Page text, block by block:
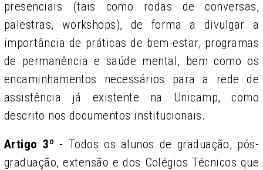
presenciais (tais como rodas de conversas,
palestras, workshops), de forma a divulgar a
importância de práticas de bem-estar, programas
de permanênciae saúde mental, bem como os
encaminhamentos necessários para a rede de
assistência já existente na Unicamp, como
descrito nos documentos institucionais.
Artigo 3º - Todos os alunos de graduação, pós-
graduação, extensão e dos Colégios Técnicos que